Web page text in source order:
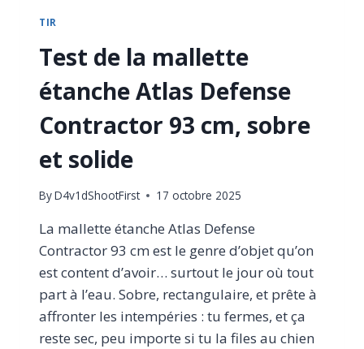
TIR
Test de la mallette
étanche Atlas Defense
Contractor 93 cm, sobre
et solide
ByD4v1dShootFirst 17 octobre 2025
La mallette étanche Atlas Defense
Contractor 93 cm est le genre d’objet qu’on
est content d’avoir… surtout le jour où tout
part à l’eau. Sobre, rectangulaire, et prête à
affronter les intempéries : tu fermes, et ça
reste sec, peu importe si tu la files au chien